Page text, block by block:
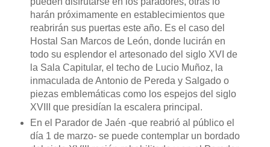
harán próximamente en establecimientos que
reabrirán sus puertas este año. Es el caso del
Hostal San Marcos de León, donde lucirán en
todo su esplendor el artesonado del siglo XVI de
la Sala Capitular, el techo de Lucio Muñoz, la
inmaculada de Antonio de Pereda y Salgado o
piezas emblemáticas como los espejos del siglo
XVIII que presidían la escalera principal.
En el Parador de Jaén -que reabrió al público el
día 1 de marzo- se puede contemplar un bordado